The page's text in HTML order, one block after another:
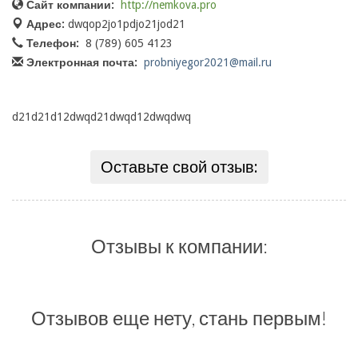
Сайт компании:
http://nemkova.pro
Адрес: dwqop2jo1pdjo21jod21
Телефон: 8 (789) 605 4123
Электронная почта: probniyegor2021@mail.ru
d21d21d12dwqd21dwqd12dwqdwq
Оставьте свой отзыв:
Отзывы к компании:
Отзывов еще нету, стань первым!